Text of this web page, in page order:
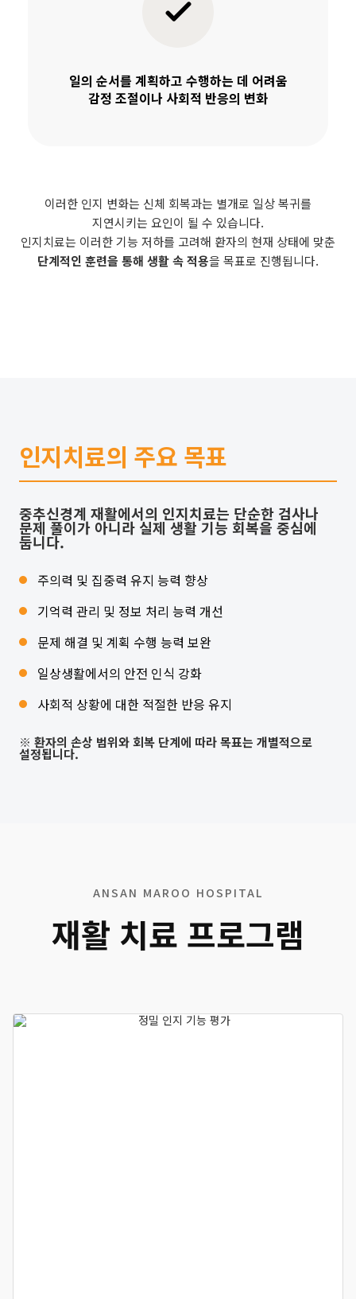
일의 순서를 계획하고 수행하는 데 어려움
감정 조절이나 사회적 반응의 변화
이러한 인지 변화는 신체 회복과는 별개로 일상 복귀를
지연시키는 요인이 될 수 있습니다.
인지치료는 이러한 기능 저하를 고려해 환자의 현재 상태에 맞춘
단계적인 훈련을 통해 생활 속 적용을 목표로 진행됩니다.
인지치료의 주요 목표
중추신경계 재활에서의 인지치료는 단순한 검사나
문제 풀이가 아니라 실제 생활 기능 회복을 중심에
둡니다.
주의력 및 집중력 유지 능력 향상
기억력 관리 및 정보 처리 능력 개선
문제 해결 및 계획 수행 능력 보완
일상생활에서의 안전 인식 강화
사회적 상황에 대한 적절한 반응 유지
※ 환자의 손상 범위와 회복 단계에 따라 목표는 개별적으로
설정됩니다.
ANSAN MAROO HOSPITAL
재활 치료 프로그램